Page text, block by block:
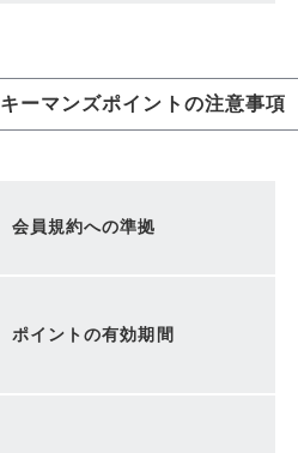
キーマンズポイントの注意事項
会員規約への準拠
ポイントの有効期間